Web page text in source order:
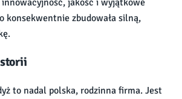
konsekwentnie zbudowała silną,
to nadal polska, rodzinna firma. Jest